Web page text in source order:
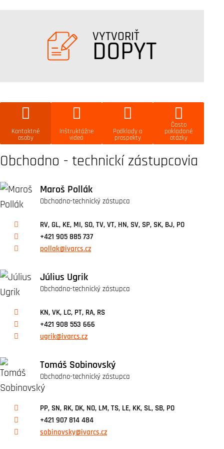
VYTVORIŤ
DOPYT
Kontaktné
osoby
Inštruktážne
videá
Podklady a
prospekty
Často
pokladané
otázky
Obchodno - technickí zástupcovia
Maroš Pollák
Obchodno-technický zástupca
RV, GL, KE, MI, SO, TV, VT, HN, SV, SP, SK, BJ, PO
+421 905 885 737
pollak@ivarcs.cz
Július Ugrik
Obchodno-technický zástupca
KN, VK, LC, PT, RA, RS
+421 908 553 666
ugrik@ivarcs.cz
Tomáš Sobinovský
Obchodno-technický zástupca
PP, SN, RK, DK, NO, LM, TS, LE, KK, SL, SB, PO
+421 907 814 484
sobinovsky@ivarcs.cz